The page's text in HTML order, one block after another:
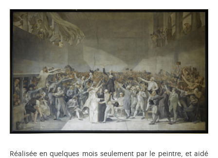
Réalisée en quelques mois seulement par le peintre, et aidé